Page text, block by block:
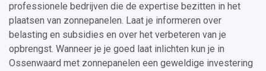
professionele bedrijven die de expertise bezitten in het
plaatsen van zonnepanelen. Laat je informeren over
belasting en subsidies en over het verbeteren van je
opbrengst. Wanneer je je goed laat inlichten kun je in
Ossenwaard met zonnepanelen een geweldige investering